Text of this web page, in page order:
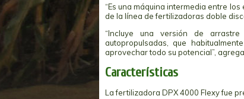
“Es una máquina intermedia entre
de la línea de fertilizadoras doble
“Incluye una versión de
autopropulsadas, que
aprovechar todo su potencial”, agrega.
Características
La fertilizadora DPX 4000 Flexy fue